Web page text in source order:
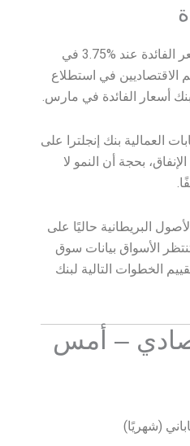
بعد أن أبقى بنك إنجلترا سعر الفائدة عند ‎3.75%‎ في
الاقتصاديين في استطلاع
أسعار الفائدة في مارس.
العمالية بنك إنجلترا على
بحجة أن النمو لا
البريطانية حاليًا على
الأسواق بيانات سوق
الخطوات التالية لبنك
– أمس
(شهريًا)